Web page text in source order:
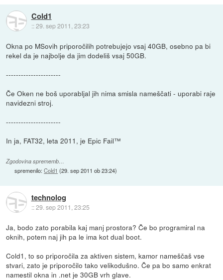
Cold1
::29. sep 2011, 23:23
Okna po MSovih priporočilih potrebujejo vsaj 40GB, osebno pa bi
rekel da je najbolje da jim dodeliš vsaj 50GB.
----------------------
Če Oken ne boš uporabljal jih nima smisla nameščati - uporabi raje
navidezni stroj.
----------------------
In ja, FAT32, leta 2011, je Epic Fail™
Zgodovina sprememb…
spremenilo:Cold1 (29. sep 2011 ob 23:24)
technolog
::29. sep 2011, 23:25
Ja, bodo zato porabila kaj manj prostora? Če bo programiral na
oknih, potem naj jih pa le ima kot dual boot.
Cold1, to so priporočila za aktiven sistem, kamor nameščaš vse
stvari, zato je priporočilo tako velikodušno. Če pa bo samo enkrat
namestil okna in .net je 30GB vrh glave.